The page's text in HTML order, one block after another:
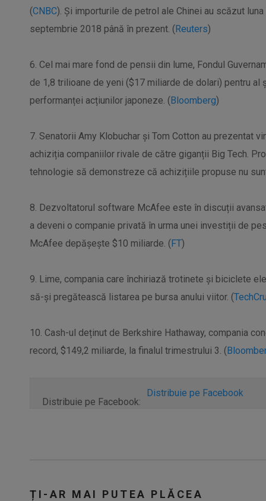
(CNBC). Și importurile de petrol ale Chinei au scăzut
septembrie 2018 până în prezent. (Reuters)
6. Cel mai mare fond de pensii din lume, Fondul
de 1,8 trilioane de yeni ($17 miliarde de dolari) pentru
performanței acțiunilor japoneze. (Bloomberg)
7. Senatorii Amy Klobuchar și Tom Cotton au prezentat
achiziția companiilor rivale de către giganții Big Tech.
tehnologie să demonstreze că achizițiile propuse nu
8. Dezvoltatorul software McAfee este în discuții
a deveni o companie privată în urma unei investiții de
McAfee depășește $10 miliarde. (FT)
9. Lime, compania care închiriază trotinete și biciclete
să-și pregătească listarea pe bursa anului viitor. (
10. Cash-ul deținut de Berkshire Hathaway, compania
record, $149,2 miliarde, la finalul trimestrului 3. (
Distribuie pe Facebook:
Distribuie pe Facebook
ȚI-AR MAI PUTEA PLĂCEA